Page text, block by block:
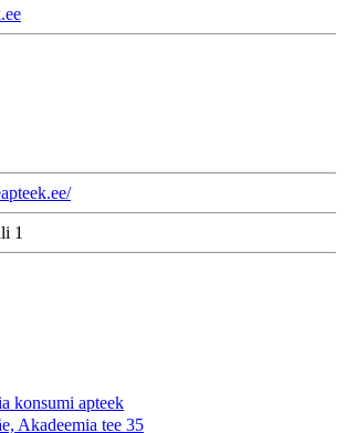
1
konsumi apteek
Akadeemia tee 35